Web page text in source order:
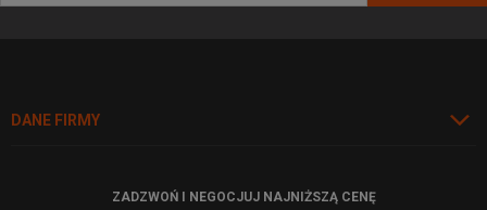
DANE FIRMY
ZADZWOŃ I NEGOCJUJ NAJNIŻSZĄ CENĘ